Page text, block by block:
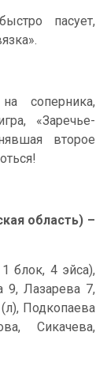
пасует,
соперника,
«Заречье-
второе
область) –
блок, 4 эйса),
9, Лазарева 7,
Подкопаева
Сикачева,